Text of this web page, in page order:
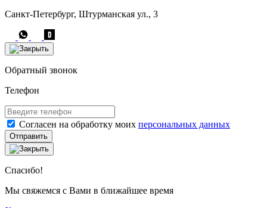
Санкт-Петербург, Штурманская ул., 3
Обратный звонок
Телефон
Согласен на обработку моих персональных данных
Отправить
Спасибо!
Мы свяжемся с Вами в ближайшее время